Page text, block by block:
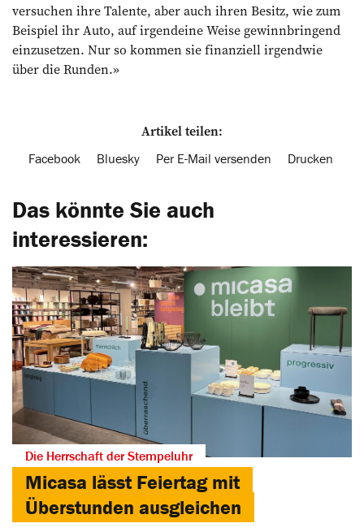
versuchen ihre Talente, aber auch ihren Besitz, wie zum
Beispiel ihr Auto, auf irgendeine Weise gewinnbringend
einzusetzen. Nur so kommen sie finanziell irgendwie
über die Runden.»
Artikel teilen:
Facebook Bluesky Per E-Mail versenden Drucken
Das könnte Sie auch
interessieren:
Die Herrschaft der Stempeluhr
Micasa lässt Feiertag mit
Überstunden ausgleichen